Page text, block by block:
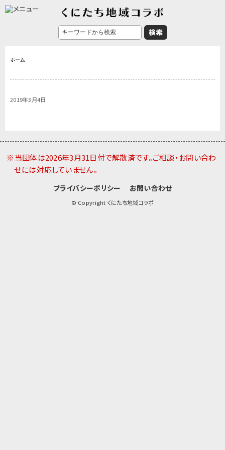
ホーム
2019年3月4日
※当団体は2026年3月31日付で解散済です。ご相談・お問い合わ
せには対応していません。
プライバシーポリシー お問い合わせ
© Copyright くにたち地域コラボ